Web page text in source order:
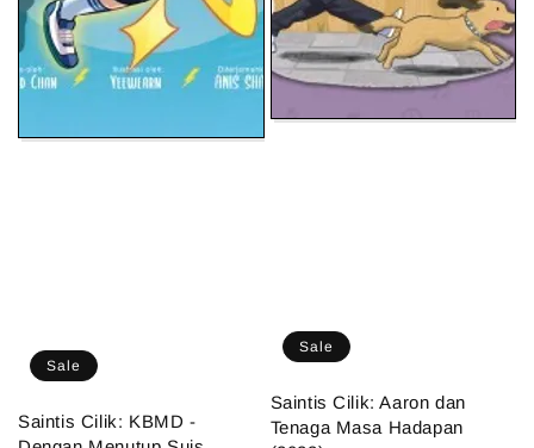
Sale
Saintis Cilik: KBMD -
Sale
Saintis Cilik: Aaron dan
Tenaga Masa Hadapan